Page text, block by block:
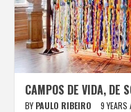
CAMPOS DE VIDA, DE
BY PAULO RIBEIRO 9 YEARS